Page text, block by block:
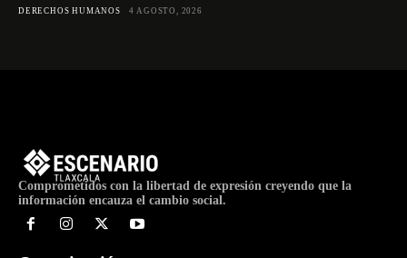
DERECHOS HUMANOS 4 AGOSTO, 2026
Comprometidos con la libertad de expresión creyendo que la
información encauza el cambio social.